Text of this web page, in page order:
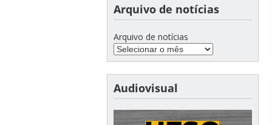
Arquivo de notícias
Arquivo de notícias
Audiovisual